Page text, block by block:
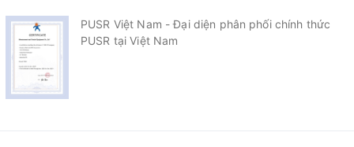
PUSR Việt Nam - Đại diện phân phối chính thức
PUSR tại Việt Nam